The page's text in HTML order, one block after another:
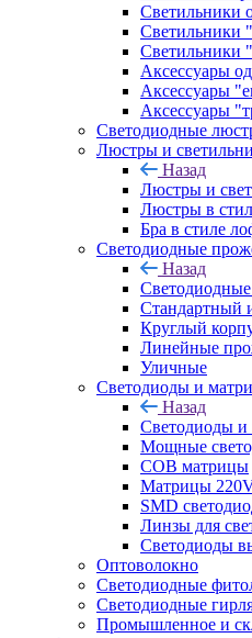
Светильники
Светильники
Светильники
Аксессуары
Аксессуары
Аксессуары
Светодиодные
Люстры и
Назад
Люстры и
Люстры в
Бра в стиле
Светодиодные
Назад
Стандартный
Круглый
Линейные
Уличные
Светодиоды и
Назад
Светодиоды
Мощные
COB матрицы
Матрицы
SMD
Линзы для
Светодиоды
Оптоволокно
Светодиодные
Светодиодные
Промышленное и